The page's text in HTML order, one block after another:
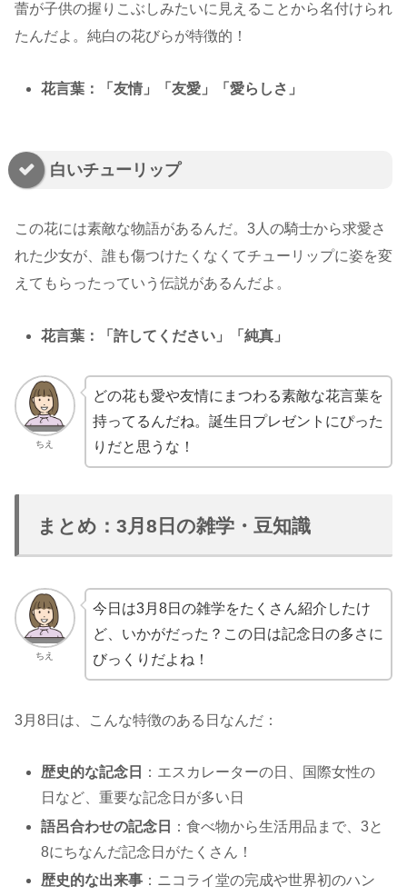
蕾が子供の握りこぶしみたいに見えることから名付けられ
たんだよ。純白の花びらが特徴的！
花言葉：「友情」「友愛」「愛らしさ」
白いチューリップ
この花には素敵な物語があるんだ。3人の騎士から求愛さ
れた少女が、誰も傷つけたくなくてチューリップに姿を変
えてもらったっていう伝説があるんだよ。
花言葉：「許してください」「純真」
ちえ
どの花も愛や友情にまつわる素敵な花言葉を
持ってるんだね。誕生日プレゼントにぴった
りだと思うな！
まとめ：3月8日の雑学・豆知識
ちえ
今日は3月8日の雑学をたくさん紹介したけ
ど、いかがだった？この日は記念日の多さに
びっくりだよね！
3月8日は、こんな特徴のある日なんだ：
歴史的な記念日
：エスカレーターの日、国際女性の
日など、重要な記念日が多い日
語呂合わせの記念日
：食べ物から生活用品まで、3と
8にちなんだ記念日がたくさん！
歴史的な出来事 ：ニコライ堂の完成や世界初のハン